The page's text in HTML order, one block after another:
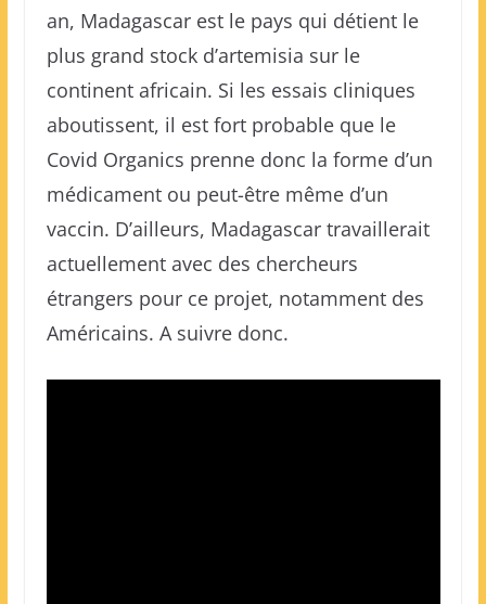
an, Madagascar est le pays qui détient le
plus grand stock d’artemisia sur le
continent africain. Si les essais cliniques
aboutissent, il est fort probable que le
Covid Organics prenne donc la forme d’un
médicament ou peut-être même d’un
vaccin. D’ailleurs, Madagascar travaillerait
actuellement avec des chercheurs
étrangers pour ce projet, notamment des
Américains. A suivre donc.